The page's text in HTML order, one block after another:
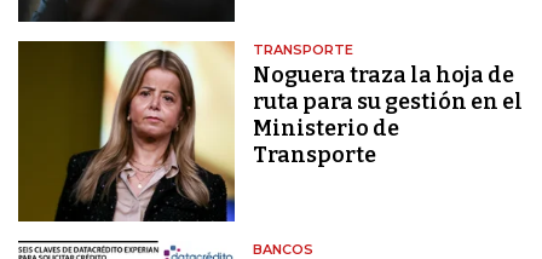
TRANSPORTE
Noguera traza la hoja de
ruta para su gestión en el
Ministerio de
Transporte
BANCOS